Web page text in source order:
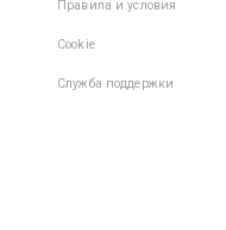
Правила и условия
Cookie
Служба поддержки